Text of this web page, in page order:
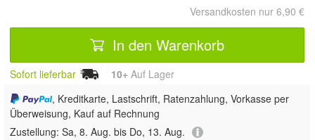
Versandkosten nur 6,90 €
In den Warenkorb
Sofort lieferbar 10+ Auf Lager
, Kreditkarte, Lastschrift, Ratenzahlung, Vorkasse per
Überweisung, Kauf auf Rechnung
Zustellung: Sa, 8. Aug. bis Do, 13. Aug.